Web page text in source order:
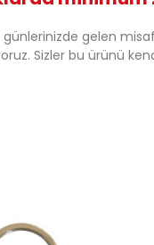
günlerinizde gelen
Sizler bu ürünü